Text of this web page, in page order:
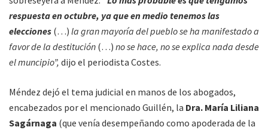
respuesta en octubre, ya que en medio tenemos las
elecciones (…) la gran mayoría del pueblo se ha manifestado a
favor de la destitución (…) no se hace, no se explica nada desde
el muncipio”, dijo el periodista Costes.
Méndez dejó el tema judicial en manos de los abogados,
encabezados por el mencionado Guillén, la Dra. María Liliana
Sagárnaga (que venía desempeñando como apoderada de la